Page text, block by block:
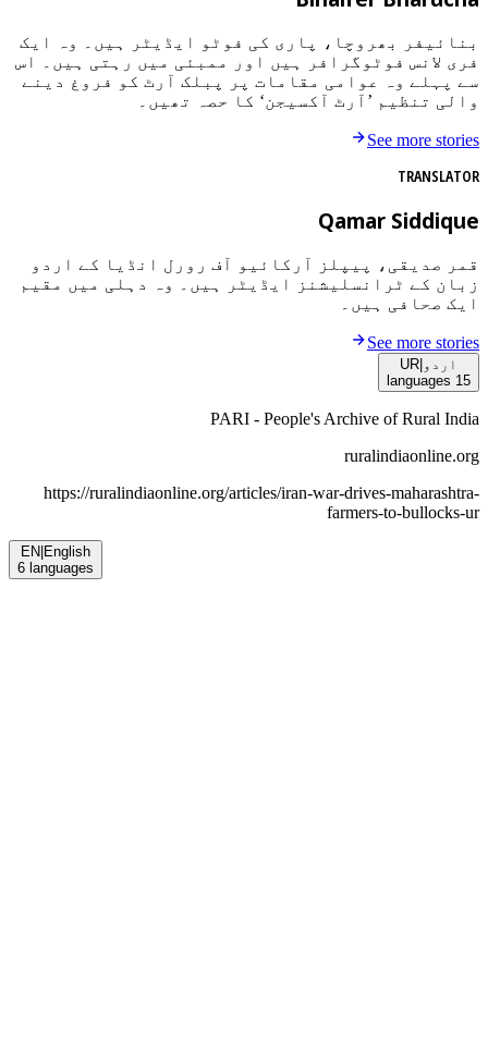
بنائیفر بھروچا، پاری کی فوٹو ایڈیٹر ہیں۔ وہ ایک
فری لانس فوٹوگرافر ہیں اور ممبئی میں رہتی ہیں۔ اس
سے پہلے وہ عوامی مقامات پر پبلک آرٹ کو فروغ دینے
والی تنظیم ’آرٹ آکسیجن‘ کا حصہ تھیں۔
See more stories
TRANSLATOR
Qamar Siddique
قمر صدیقی، پیپلز آرکائیو آف رورل انڈیا کے اردو
زبان کے ٹرانسلیشنز ایڈیٹر ہیں۔ وہ دہلی میں مقیم
ایک صحافی ہیں۔
See more stories
اردو |
UR
15
languages
PARI - People's Archive of Rural India
ruralindiaonline.org
https://ruralindiaonline.org/articles/iran-war-drives-maharashtra-
farmers-to-bullocks-ur
EN|English
6 languages